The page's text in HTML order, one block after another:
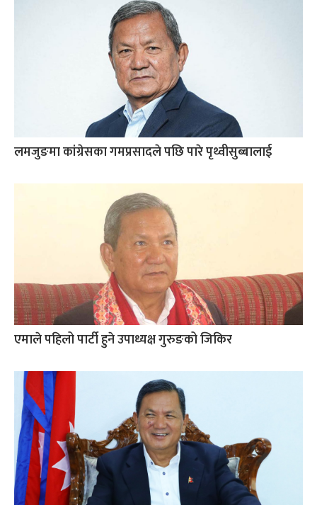
लमजुङमा कांग्रेसका गमप्रसादले पछि पारे पृथ्वीसुब्बालाई
एमाले पहिलो पार्टी हुने उपाध्यक्ष गुरुङको जिकिर